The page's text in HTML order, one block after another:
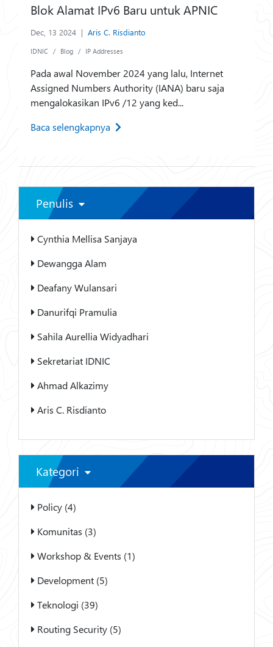
Blok Alamat IPv6 Baru untuk APNIC
Dec, 13 2024 | Aris C. Risdianto
IDNIC Blog IP Addresses
Pada awal November 2024 yang lalu, Internet
Assigned Numbers Authority (IANA) baru saja
mengalokasikan IPv6 /12 yang ked...
Baca selengkapnya
Penulis
Cynthia Mellisa Sanjaya
Dewangga Alam
Deafany Wulansari
Danurifqi Pramulia
Sahila Aurellia Widyadhari
Sekretariat IDNIC
Ahmad Alkazimy
Aris C. Risdianto
Kategori
Policy (4)
Komunitas (3)
Workshop & Events (1)
Development (5)
Teknologi (39)
Routing Security (5)